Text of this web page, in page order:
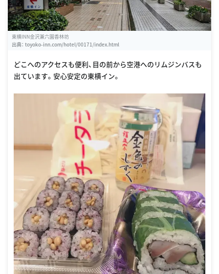
東横INN金沢兼六園香林坊
出典： toyoko-inn.com/hotel/00171/index.html
どこへのアクセスも便利、目の前から空港へのリムジンバスも
出ています。安心安定の東横イン。